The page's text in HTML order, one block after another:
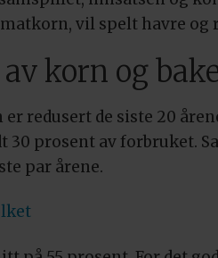
vil spelt havre
korn og
redusert de siste 20
prosent av forbruket.
par årene.